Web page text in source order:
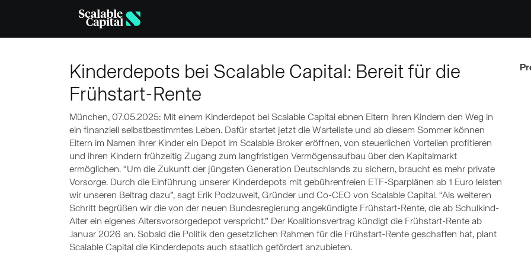
Kinderdepots bei Scalable Capital: Bereit für die
Frühstart-Rente
München, 07.05.2025: Mit einem Kinderdepot bei Scalable Capital ebnen Eltern ihren Kindern den Weg in
ein finanziell selbstbestimmtes Leben. Dafür startet jetzt die Warteliste und ab diesem Sommer können
Eltern im Namen ihrer Kinder ein Depot im Scalable Broker eröffnen, von steuerlichen Vorteilen profitieren
und ihren Kindern frühzeitig Zugang zum langfristigen Vermögensaufbau über den Kapitalmarkt
ermöglichen. “Um die Zukunft der jüngsten Generation Deutschlands zu sichern, braucht es mehr private
Vorsorge. Durch die Einführung unserer Kinderdepots mit gebührenfreien ETF-Sparplänen ab 1 Euro leisten
wir unseren Beitrag dazu”, sagt Erik Podzuweit, Gründer und Co-CEO von Scalable Capital. “Als weiteren
Schritt begrüßen wir die von der neuen Bundesregierung angekündigte Frühstart-Rente, die ab Schulkind-
Alter ein eigenes Altersvorsorgedepot verspricht.” Der Koalitionsvertrag kündigt die Frühstart-Rente ab
Januar 2026 an. Sobald die Politik den gesetzlichen Rahmen für die Frühstart-Rente geschaffen hat, plant
Scalable Capital die Kinderdepots auch staatlich gefördert anzubieten.